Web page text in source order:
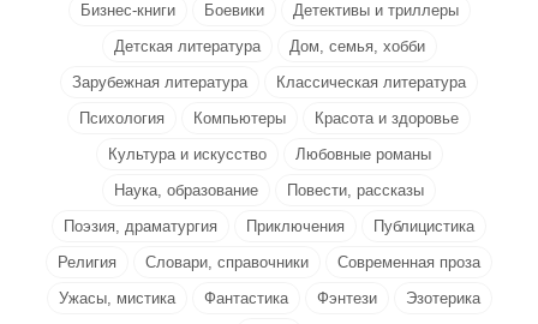
Бизнес-книги Боевики
Детективы и триллеры
Детская литература
Дом, семья, хобби
Зарубежная литература
Классическая литература
Психология
Компьютеры
Красота и здоровье
Культура и искусство
Любовные романы
Наука, образование
Повести, рассказы
Поэзия, драматургия
Приключения
Публицистика
Религия
Словари, справочники
Современная проза
Ужасы, мистика
Фантастика Фэнтези
Эзотерика